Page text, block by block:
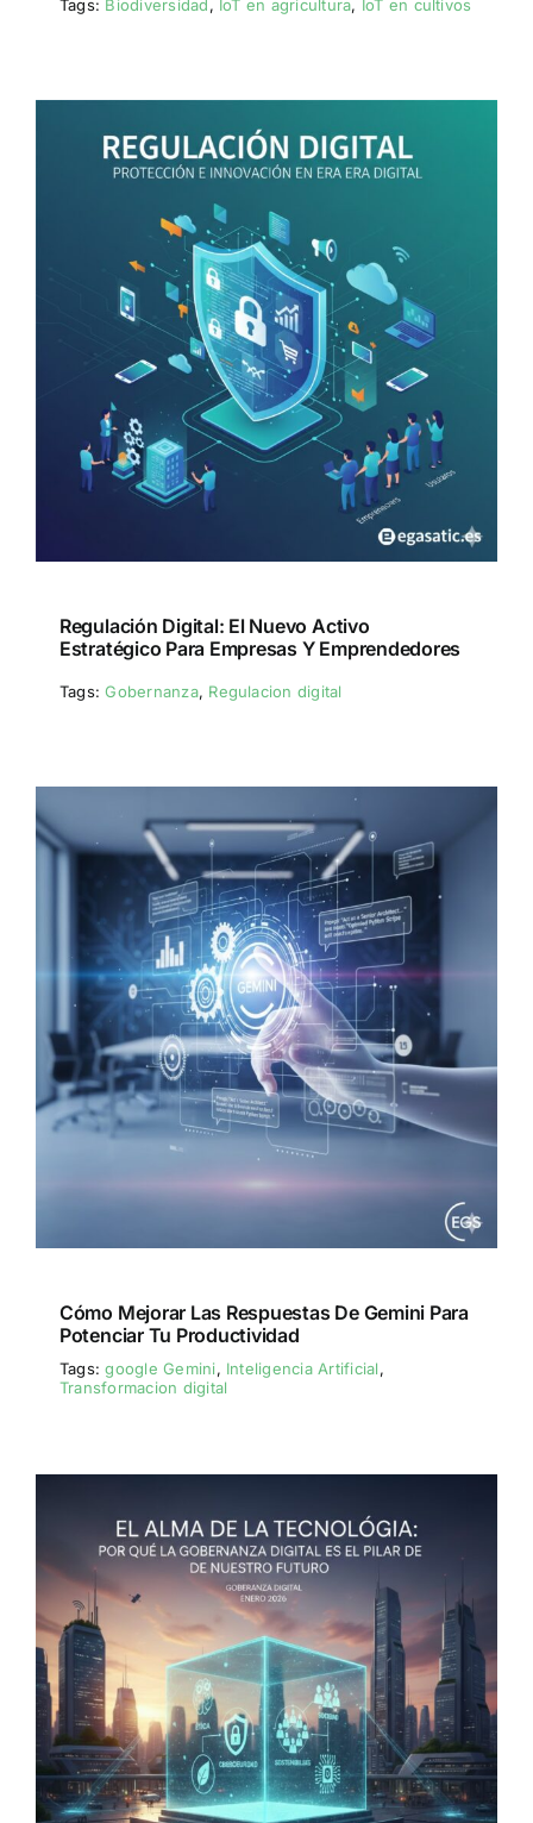
Tags: Biodiversidad , IoT en agricultura, IoT en cultivos
Regulación Digital: El Nuevo Activo
Estratégico Para Empresas Y Emprendedores
Tags:Gobernanza, Regulacion digital
Cómo Mejorar Las Respuestas De Gemini Para
Potenciar Tu Productividad
Tags:google Gemini, Inteligencia Artificial,
Transformacion digital